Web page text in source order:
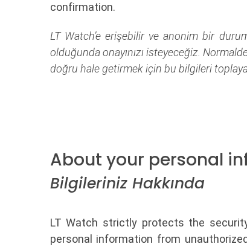
confirmation.
LT Watch’e erişebilir ve anonim bir
olduğunda onayınızı isteyeceğiz.
doğru hale getirmek için bu bilgileri
About your personal
Bilgileriniz Hakkında
LT Watch strictly protects the
personal information from